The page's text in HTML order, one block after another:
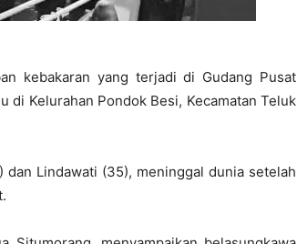
kebakaran yang terjadi di Gudang Pusat
di Kelurahan Pondok Besi, Kecamatan Teluk
Lindawati (35), meninggal dunia setelah